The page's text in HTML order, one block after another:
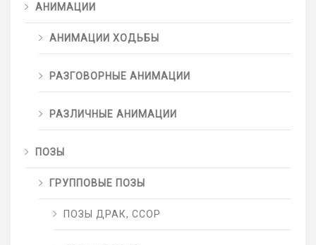
АНИМАЦИИ
АНИМАЦИИ ХОДЬБЫ
РАЗГОВОРНЫЕ АНИМАЦИИ
РАЗЛИЧНЫЕ АНИМАЦИИ
ПОЗЫ
ГРУППОВЫЕ ПОЗЫ
ПОЗЫ ДРАК, ССОР